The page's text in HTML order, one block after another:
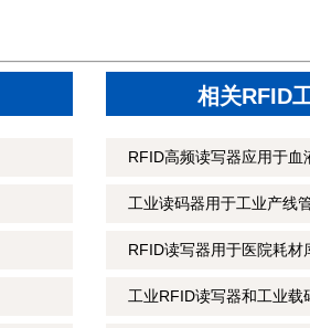
相关RFID
RFID高频读写器应用于血
工业读码器用于工业产线
RFID读写器用于医院耗材
工业RFID读写器和工业载